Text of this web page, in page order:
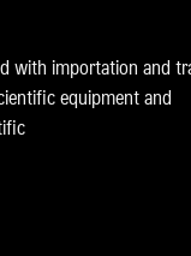
with importation and
equipment and